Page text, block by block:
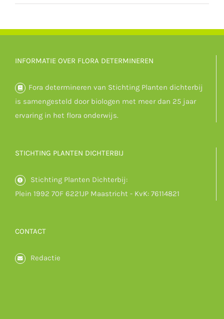
INFORMATIE OVER FLORA DETERMINEREN
Fora determineren van Stichting Planten dichterbij
is samengesteld door biologen met meer dan 25 jaar
ervaring in het flora onderwijs.
STICHTING PLANTEN DICHTERBIJ
Stichting Planten Dichterbij:
Plein 1992 70F 6221JP Maastricht - KvK: 76114821
CONTACT
Redactie